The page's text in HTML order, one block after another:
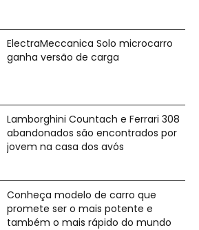
ElectraMeccanica Solo microcarro
ganha versão de carga
Lamborghini Countach e Ferrari 308
abandonados são encontrados por
jovem na casa dos avós
Conheça modelo de carro que
promete ser o mais potente e
também o mais rápido do mundo